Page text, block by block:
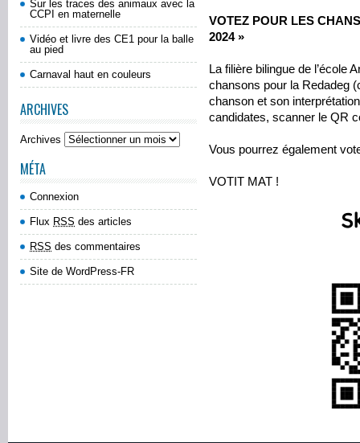
VOTEZ POUR LES
2024 »
La filière bilingue de l’école
chansons pour la Redadeg
chanson et son
candidates, scanner le QR
Vous pourrez également
VOTIT MAT !
Sur les traces des animaux avec la
CCPI en maternelle
Vidéo et livre des CE1 pour la balle
au pied
Carnaval haut en couleurs
ARCHIVES
Archives
MÉTA
Connexion
Flux RSS des articles
RSS des commentaires
Site de WordPress-FR